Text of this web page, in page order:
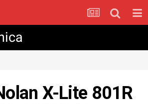
X-Lite 801R